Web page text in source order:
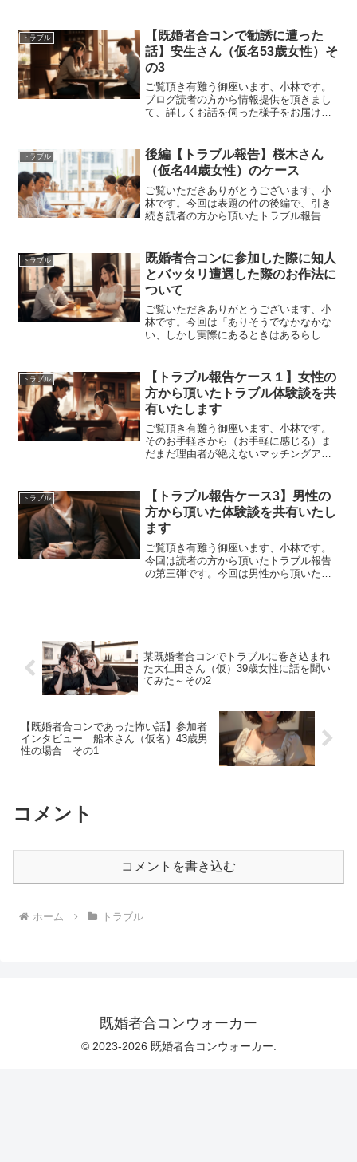
年上の方で、年下の男性に好意を表現さ
れるのに慣れてなくてとき...
トラブル
【既婚者合コンで勧誘に遭った
話】安生さん（仮名53歳女性）そ
の3
ご覧頂き有難う御座います、小林です。
ブログ読者の方から情報提供を頂きまし
て、詳しくお話を伺った様子をお届けし
と思いきや女性の方からの勧誘でネット
ワークビジネスの勧誘で...
トラブル
後編【トラブル報告】桜木さん
（仮名44歳女性）のケース
ご覧いただきありがとうございます、小
林です。今回は表題の件の後編で、引き
続き読者の方から頂いたトラブル報告の
すが「既婚者サークルあるある話」なん
だなって最初から知ってお...
トラブル
既婚者合コンに参加した際に知人
とバッタリ遭遇した際のお作法に
ついて
ご覧いただきありがとうございます、小
林です。今回は「ありそうでなかなかな
い、しかし実際にあるときはあるらし
で知人とバッタリ遭遇してしまった場合
のお作法について。自分自身...
トラブル
【トラブル報告ケース１】女性の
方から頂いたトラブル体験談を共
有いたします
ご覧頂き有難う御座います、小林です。
そのお手軽さから（お手軽に感じる）ま
だまだ理由者が絶えないマッチングアプ
ひ女性のみなさんに情報を共有してほし
いとのことで、今回は緊急...
トラブル
【トラブル報告ケース3】男性の
方から頂いた体験談を共有いたし
ます
ご覧頂き有難う御座います、小林です。
今回は読者の方から頂いたトラブル報告
の第三弾です。今回は男性から頂いた体
某既婚者合コンでトラブルに巻き込まれ
た大仁田さん（仮）39歳女性に話を聞い
てみた～その2
【既婚者合コンであった怖い話】参加者
インタビュー 船木さん（仮名）43歳男
性の場合 その1
コメント
コメントを書き込む
ホーム トラブル
既婚者合コンウォーカー
© 2023-2026 既婚者合コンウォーカー.